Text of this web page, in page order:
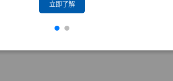
立即了解